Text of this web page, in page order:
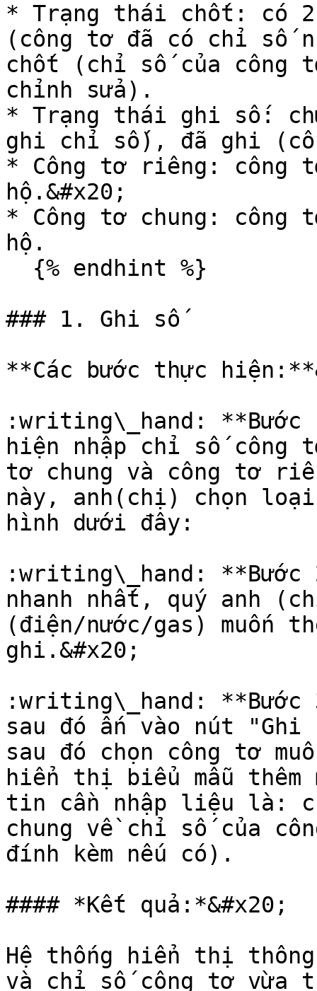
* Trạng thái chốt: có
(công tơ đã có chỉ số
chốt (chỉ số của công
chỉnh sửa).
* Trạng thái ghi số:
ghi chỉ số), đã ghi
* Công tơ riêng: công
hộ.&#x20;
* Công tơ chung: công
hộ.
### 1. Ghi số
**Các bước thực
:writing\_hand:
hiện nhập chỉ số
tơ chung và công tơ
này, anh(chị) chọn
hình dưới đây:
:writing\_hand:
nhanh nhất, quý anh
(điện/nước/gas) muốn
ghi.&#x20;
:writing\_hand:
sau đó ấn vào nút
sau đó chọn công tơ
hiển thị biểu mẫu
tin cần nhập liệu là:
chung về chỉ số của
đính kèm nếu có).
#### *Kết quả:*&#x20;
Hệ thống hiển thị thông
và chỉ số công tơ vừa